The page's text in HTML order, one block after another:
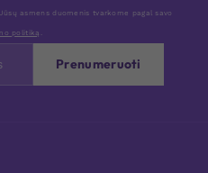
asmens duomenis tvarkome pagal savo
politiką .
Prenumeruoti